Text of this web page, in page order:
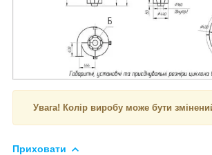
Увага! Колір виробу може бути
Приховати